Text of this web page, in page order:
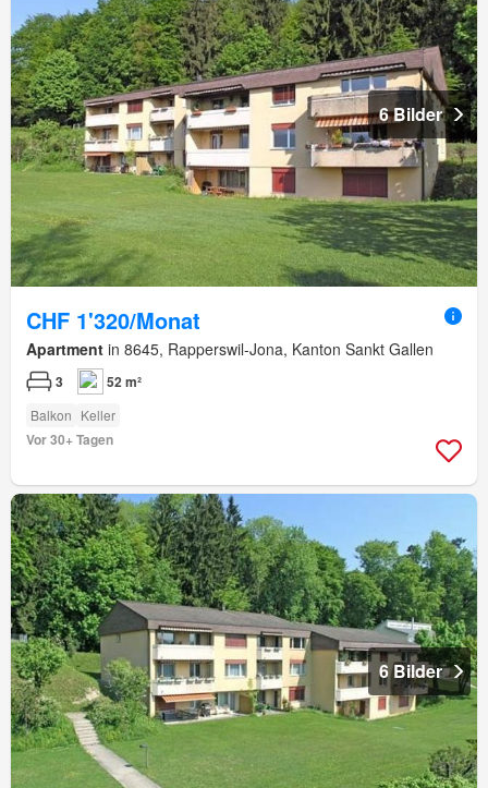
6 Bilder
CHF 1'320/Monat
Apartment in 8645, Rapperswil-Jona, Kanton Sankt Gallen
3 52 m²
Balkon Keller
Vor 30+ Tagen
6 Bilder